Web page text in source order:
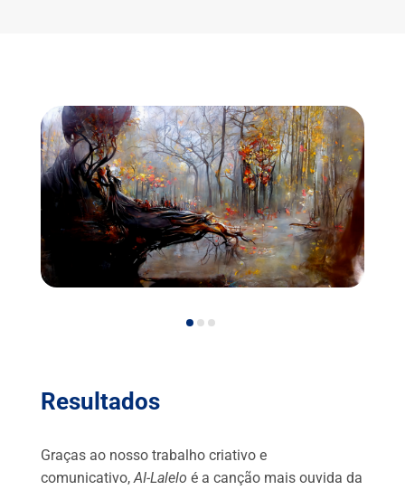
Resultados
Graças ao nosso trabalho criativo e
comunicativo,AI-Lalelo é a canção mais ouvida da